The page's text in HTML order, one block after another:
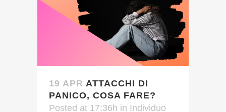
19 APR ATTACCHI DI
PANICO, COSA FARE?
Posted at 17:36h in Individuo